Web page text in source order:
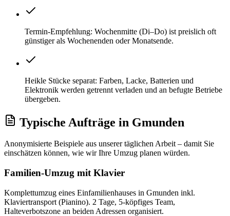
Termin-Empfehlung: Wochenmitte (Di–Do) ist preislich oft
günstiger als Wochenenden oder Monatsende.
Heikle Stücke separat: Farben, Lacke, Batterien und
Elektronik werden getrennt verladen und an befugte Betriebe
übergeben.
Typische Aufträge in Gmunden
Anonymisierte Beispiele aus unserer täglichen Arbeit – damit Sie
einschätzen können, wie wir Ihre Umzug planen würden.
Familien-Umzug mit Klavier
Komplettumzug eines Einfamilienhauses in Gmunden inkl.
Klaviertransport (Pianino). 2 Tage, 5-köpfiges Team,
Halteverbotszone an beiden Adressen organisiert.